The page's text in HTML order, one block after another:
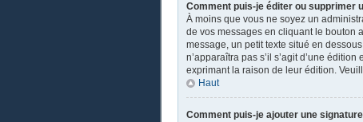
Comment puis-je éditer ou supprimer
À moins que vous ne soyez un
de vos messages en cliquant le bouton
message, un petit texte situé en
n’apparaîtra pas s’il s’agit d’une
exprimant la raison de leur édition.
Haut
Comment puis-je ajouter une